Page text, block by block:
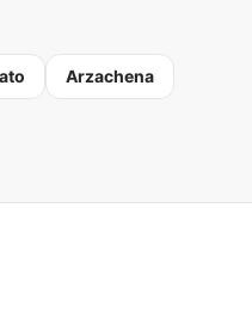
Arzachena